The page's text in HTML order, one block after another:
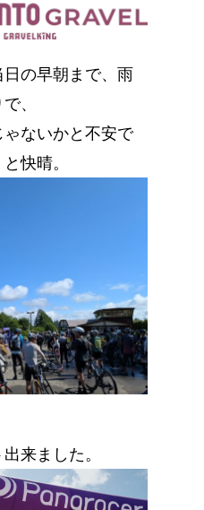
の早朝まで、雨
、
ないかと不安で
快晴。
来ました。